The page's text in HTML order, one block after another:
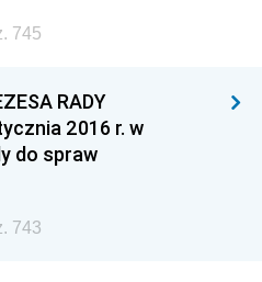
745
RADY
2016 r. w
do spraw
743